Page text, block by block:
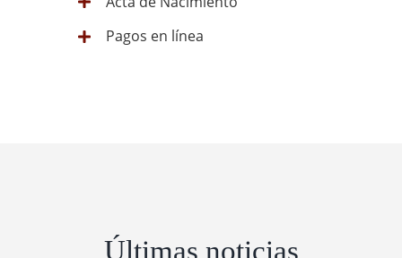
Pagos en línea
Últimas noticias